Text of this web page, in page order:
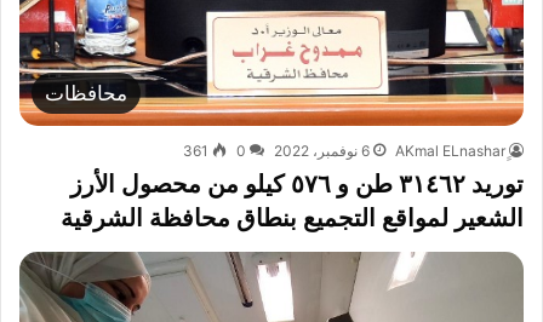
محافظات
6 نوفمبر، 2022 0
361
توريد ٣١٤٦٢ طن و ٥٧٦ كيلو من محصول الأرز
الشعير لمواقع التجميع بنطاق محافظة الشرقية